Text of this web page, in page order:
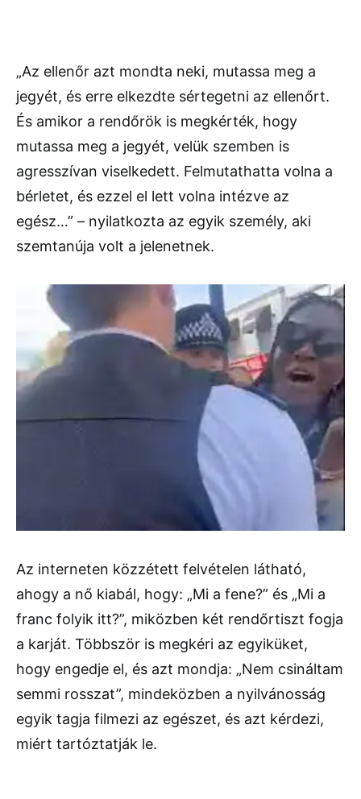
„Az ellenőr azt mondta neki, mutassa meg a
jegyét, és erre elkezdte sértegetni az ellenőrt.
És amikor a rendőrök is megkérték, hogy
mutassa meg a jegyét, velük szemben is
agresszívan viselkedett. Felmutathatta volna a
bérletet, és ezzel el lett volna intézve az
egész…” – nyilatkozta az egyik személy, aki
szemtanúja volt a jelenetnek.
Az interneten közzétett felvételen látható,
ahogy a nő kiabál, hogy: „Mi a fene?” és „Mi a
franc folyik itt?”, miközben két rendőrtiszt fogja
a karját. Többször is megkéri az egyiküket,
hogy engedje el, és azt mondja: „Nem csináltam
semmi rosszat”, mindeközben a nyilvánosság
egyik tagja filmezi az egészet, és azt kérdezi,
miért tartóztatják le.